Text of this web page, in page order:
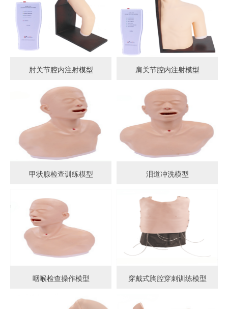
肘关节腔内注射模型 肩关节腔内注射模型
甲状腺检查训练模型 泪道冲洗模型
咽喉检查操作模型 穿戴式胸腔穿刺训练模型